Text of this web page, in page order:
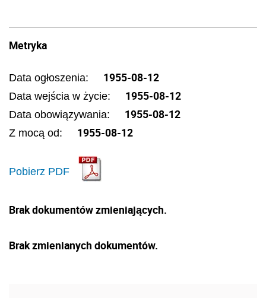
Metryka
Data ogłoszenia: 1955-08-12
Data wejścia w życie: 1955-08-12
Data obowiązywania: 1955-08-12
Z mocą od: 1955-08-12
Pobierz PDF
Brak dokumentów zmieniających.
Brak zmienianych dokumentów.